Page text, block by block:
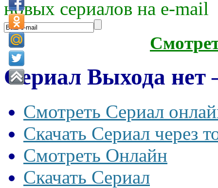
новых сериалов на e-mаil
Сериал Выхода нет
Смотреть Сериал
Скачать Сериал через
Смотреть Онлайн
Скачать Сериал